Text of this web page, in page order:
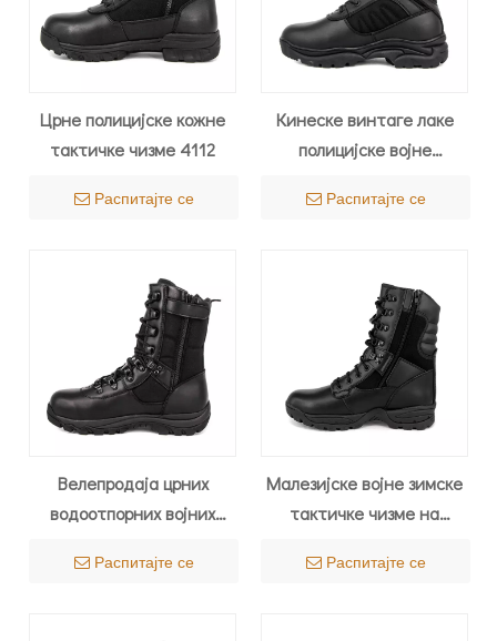
Црне полицијске кожне
тактичке чизме 4112
Распитајте се
Кинеске винтаге лаке
полицијске војне
Распитајте се
Велепродаја црних
водоотпорних војних
Распитајте се
Малезијске војне зимске
тактичке чизме на
Распитајте се